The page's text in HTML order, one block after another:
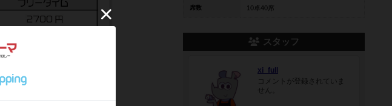
席数 10卓40席
スタッフ
xi_full
コメントが登録されていま
せん。